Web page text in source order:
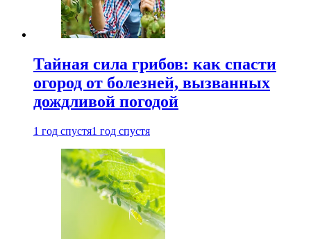
Тайная сила грибов: как спасти
огород от болезней, вызванных
дождливой погодой
1 год спустя1 год спустя